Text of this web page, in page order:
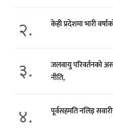
२. केही प्रदेशमा भारी
३.
जलवायु परिवर्तनको
नीति,
४. पूर्वसहमति नलिइ